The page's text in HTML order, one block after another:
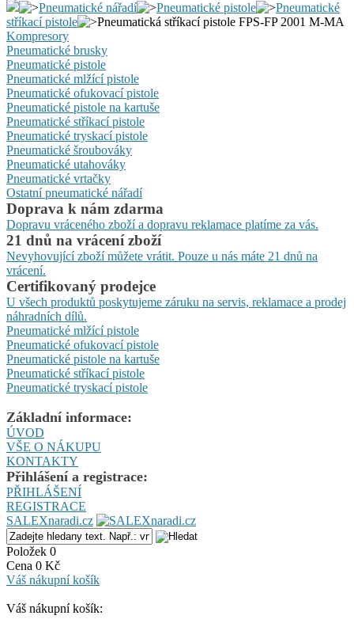
Pneumatické nářadí Pneumatické pistole
Pneumatické
stříkací pistole
Pneumatická stříkací pistole FPS-FP 2001 M-MA
Kompresory
Pneumatické brusky
Pneumatické pistole
Pneumatické mlžící pistole
Pneumatické ofukovací pistole
Pneumatické pistole na kartuše
Pneumatické stříkací pistole
Pneumatické tryskací pistole
Pneumatické šroubováky
Pneumatické utahováky
Pneumatické vrtačky
Ostatní pneumatické nářadí
Doprava k nám zdarma
Dopravu vráceného zboží a dopravu reklamace platíme za vás.
21 dnů na vrácení zboží
Nevyhovující zboží můžete vrátit. Pouze u nás máte 21 dnů na
vrácení.
Certifikovaný prodejce
U všech produktů poskytujeme záruku na servis, reklamace a prodej
náhradních dílů.
Pneumatické mlžící pistole
Pneumatické ofukovací pistole
Pneumatické pistole na kartuše
Pneumatické stříkací pistole
Pneumatické tryskací pistole
Základní informace:
ÚVOD
VŠE O NÁKUPU
KONTAKTY
Přihlášení a registrace:
PŘIHLÁŠENÍ
REGISTRACE
SALEXnaradi.cz
Položek 0
Cena 0 Kč
Váš nákupní košík
Váš nákupní košík: